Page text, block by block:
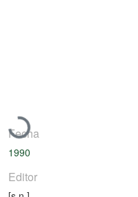
Cargando...
Fecha
1990
Editor